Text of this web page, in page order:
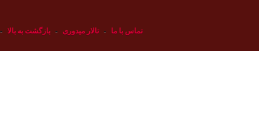
تماس با ما - تالار میدوری - بازگشت به بالا -